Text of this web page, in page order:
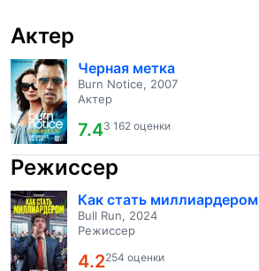
Актер
Черная метка
Burn Notice, 2007
Актер
7.43 162 оценки
Режиссер
Как стать миллиардером
Bull Run, 2024
Режиссер
4.2254 оценки